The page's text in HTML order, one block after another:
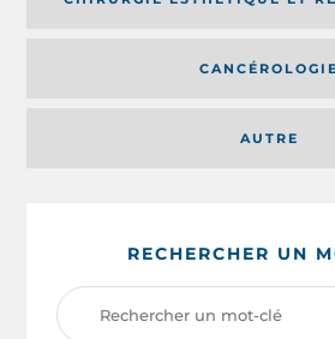
AUTRE
CANCÉROLOGIE
RECHERCHER UN